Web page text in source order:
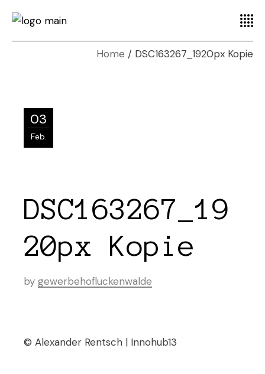
Home DSC163267_1920px Kopie
03
Feb.
DSC163267_19
20px Kopie
by gewerbehofluckenwalde
© Alexander Rentsch | Innohub13